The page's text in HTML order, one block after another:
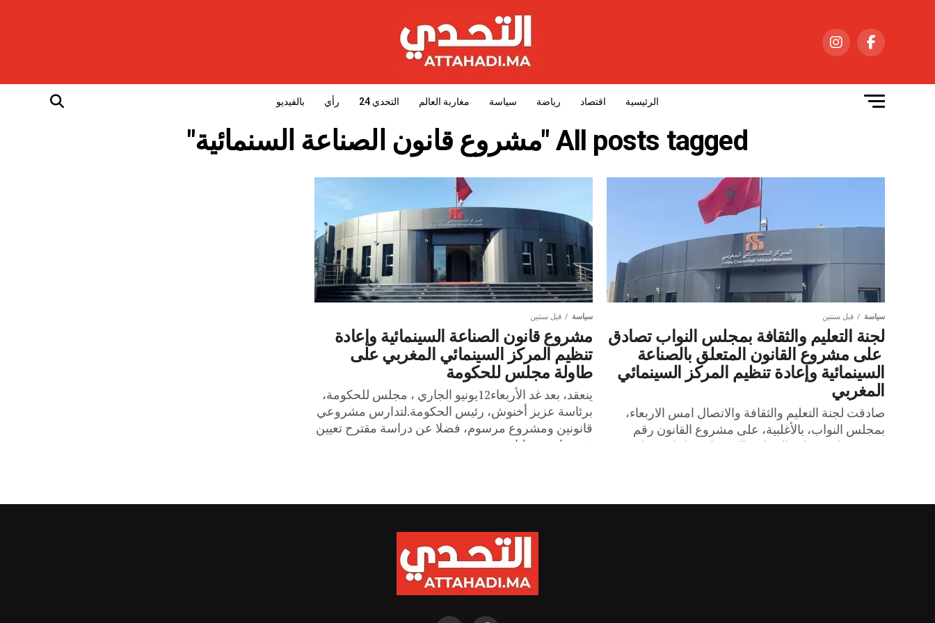
الرئيسية اقتصاد رياضة سياسة مغاربة العالم التحدي 24 رأي بالفيديو
All posts tagged "مشروع قانون الصناعة السنمائية"
سياسة قبل سنتين
لجنة التعليم والثقافة بمجلس النواب تصادق
على مشروع القانون المتعلق بالصناعة
السينمائية وإعادة تنظيم المركز السينمائي
المغربي
صادقت لجنة التعليم والثقافة والاتصال امس الاربعاء،
بمجلس النواب، بالأغلبية، على مشروع القانون رقم
18.23 يتعلق بتنظيم الصناعة السينمائية وإعادة تنظيم
سياسة قبل سنتين
مشروع قانون الصناعة السينمائية وإعادة
تنظيم المركز السينمائي المغربي على
طاولة مجلس للحكومة
ينعقد، بعد غد الأربعاء12يونيو الجاري ، مجلس للحكومة،
برئاسة عزيز أخنوش، رئيس الحكومة.لتدارس مشروعي
قانونين ومشروع مرسوم، فضلا عن دراسة مقترح تعيين
في مناصب عليا ....